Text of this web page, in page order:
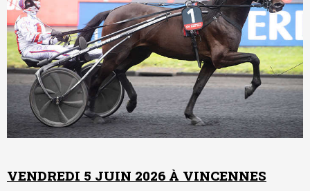
VENDREDI 5 JUIN 2026 À VINCENNES